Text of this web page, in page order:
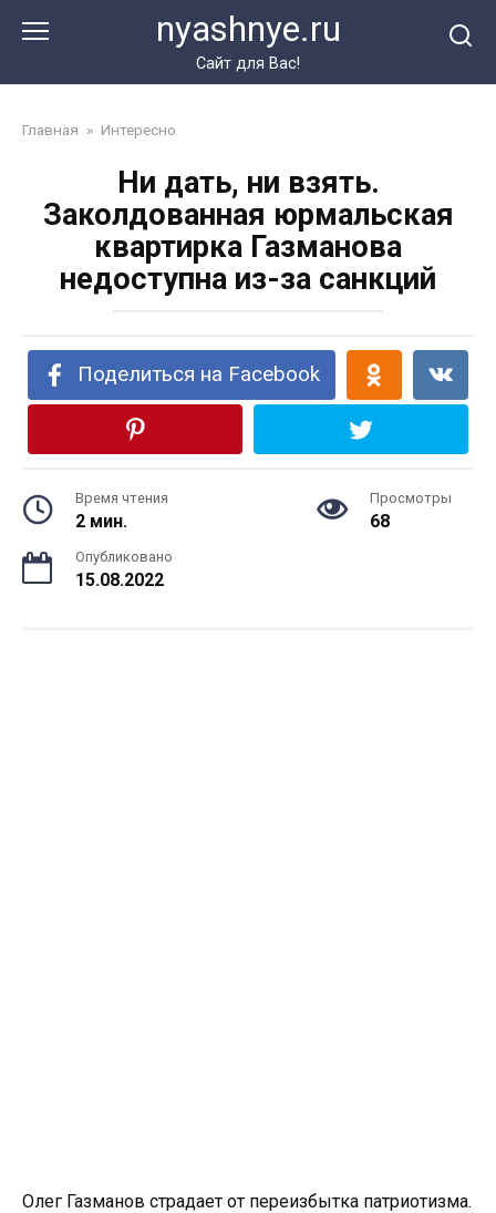
nyashnye.ru
Сайт для Вас!
Главная » Интересно
Ни дать, ни взять.
Заколдованная юрмальская
квартирка Газманова
недоступна из-за санкций
Поделиться на Facebook
Время чтения
2 мин.
Просмотры
68
Опубликовано
15.08.2022
Олег Газманов страдает от переизбытка патриотизма.